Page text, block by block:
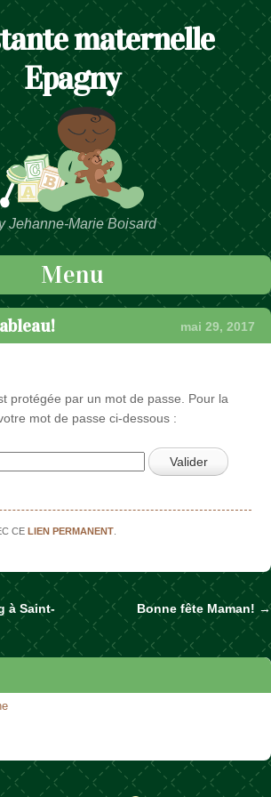
maternelle
Epagny
Jehanne-Marie Boisard
Menu
mai 29, 2017
protégée par un mot de passe. Pour la
mot de passe ci-dessous :
CELIEN PERMANENT
les articles
à Saint-
Bonne fête Maman! →